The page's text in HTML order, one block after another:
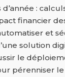
:
financier
et
solution
le
pérenniser le